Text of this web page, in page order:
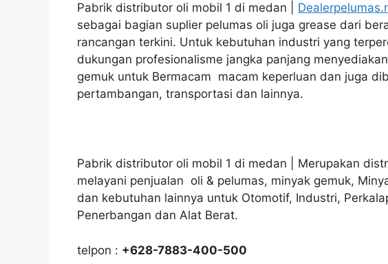
Pabrik distributor oli mobil 1 di medan |
sebagai bagian suplier pelumas oli juga grease dari
rancangan terkini. Untuk kebutuhan industri yang
dukungan profesionalisme jangka panjang
gemuk untuk Bermacam macam keperluan dan juga
pertambangan, transportasi dan lainnya.
Pabrik distributor oli mobil 1 di medan | Merupakan
melayani penjualan oli & pelumas, minyak gemuk,
dan kebutuhan lainnya untuk Otomotif, Industri,
Penerbangan dan Alat Berat.
telpon : +628-7883-400-500